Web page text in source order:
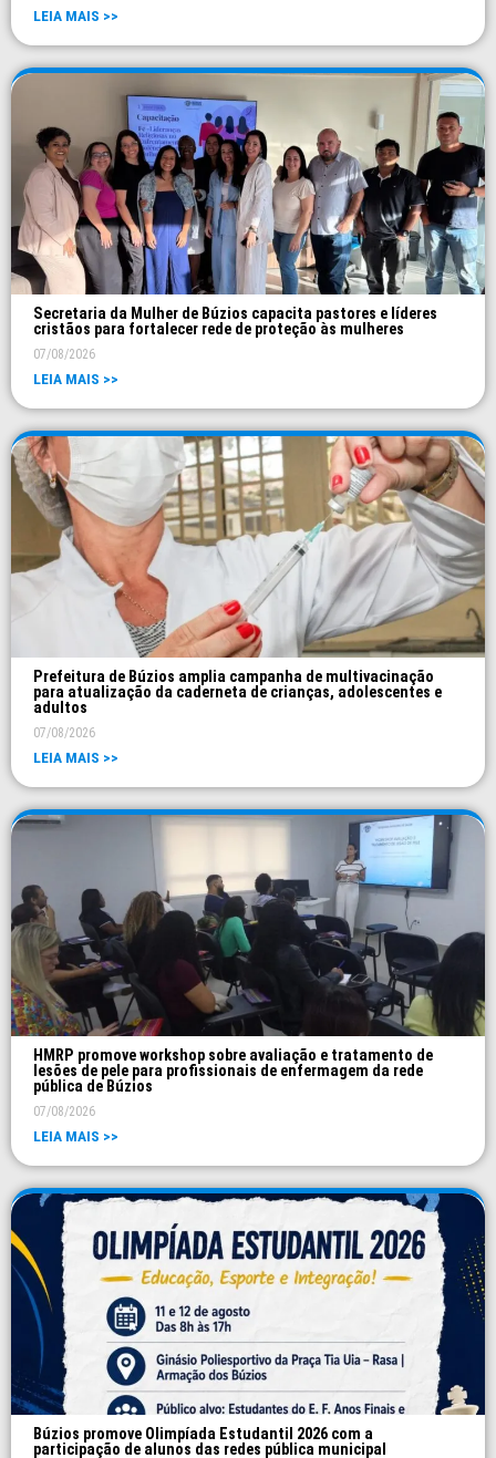
LEIA MAIS >>
Secretaria da Mulher de Búzios capacita pastores e líderes
cristãos para fortalecer rede de proteção às mulheres
07/08/2026
LEIA MAIS >>
Prefeitura de Búzios amplia campanha de multivacinação
para atualização da caderneta de crianças, adolescentes e
adultos
07/08/2026
LEIA MAIS >>
HMRP promove workshop sobre avaliação e tratamento de
lesões de pele para profissionais de enfermagem da rede
pública de Búzios
07/08/2026
LEIA MAIS >>
Búzios promove Olimpíada Estudantil 2026 com a
participação de alunos das redes pública municipal